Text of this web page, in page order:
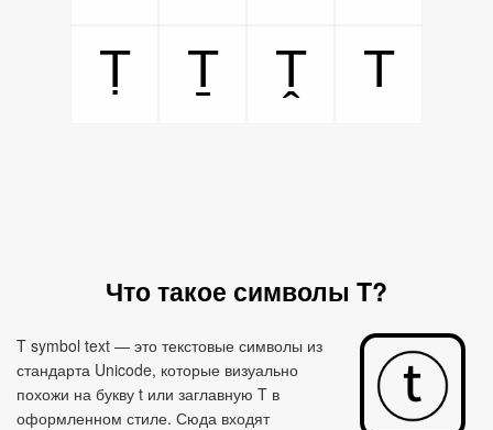
Ṭ
Ṯ Ṱ T
Что такое символы T?
T symbol text — это текстовые символы из
стандарта Unicode, которые визуально
похожи на букву t или заглавную T в
оформленном стиле. Сюда входят